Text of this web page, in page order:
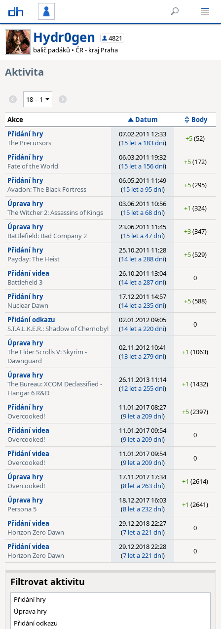
Hydr0gen
4821
balič padáků • ČR - kraj Praha
Aktivita
Akce Datum
Body
Přidání hry
The Precursors
07.02.2011 12:33
(15 let a 183 dní) +5(52)
Přidání hry
Fate of the World
06.03.2011 19:32
(15 let a 156 dní) +5(172)
Přidání hry
Avadon: The Black Fortress
06.05.2011 11:49
(15 let a 95 dní) +5(295)
Úprava hry
The Witcher 2: Assassins of Kings
03.06.2011 10:56
(15 let a 68 dní) +1 (324)
Úprava hry
Battlefield: Bad Company 2
23.06.2011 11:45
(15 let a 47 dní) +3(347)
Přidání hry
Payday: The Heist
25.10.2011 11:28
(14 let a 288 dní) +5(529)
Přidání videa
Battlefield 3
26.10.2011 13:04
(14 let a 287 dní) 0
Přidání hry
Nuclear Dawn
17.12.2011 14:57
(14 let a 235 dní) +5(588)
Přidání odkazu
S.T.A.L.K.E.R.: Shadow of Chernobyl
02.01.2012 09:05
(14 let a 220 dní) 0
Úprava hry
The Elder Scrolls V: Skyrim -
Dawnguard
02.11.2012 10:41
(13 let a 279 dní) +1 (1063)
Úprava hry
The Bureau: XCOM Declassified -
Hangar 6 R&D
26.11.2013 11:14
(12 let a 255 dní) +1 (1432)
Přidání hry
Overcooked!
11.01.2017 08:27
(9 let a 209 dní) +5(2397)
Přidání videa
Overcooked!
11.01.2017 09:54
(9 let a 209 dní) 0
Přidání videa
Overcooked!
11.01.2017 09:54
(9 let a 209 dní) 0
Úprava hry
Overcooked!
17.11.2017 17:34
(8 let a 263 dní) +1 (2614)
Úprava hry
Persona 5
18.12.2017 16:03
(8 let a 232 dní) +1 (2641)
Přidání videa
Horizon Zero Dawn
29.12.2018 22:27
(7 let a 221 dní) 0
Přidání videa
Horizon Zero Dawn
29.12.2018 22:28
(7 let a 221 dní) 0
Filtrovat aktivitu
Přidání hry
Úprava hry
Přidání odkazu